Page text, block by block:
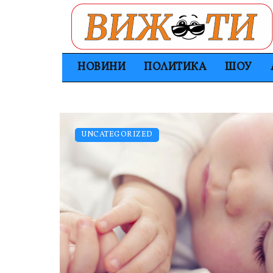
НОВИНИ ПОЛИТИКА ШОУ
UNCATEGORIZED